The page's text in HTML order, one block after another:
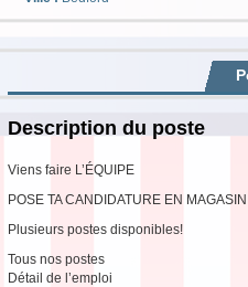
Description du poste
Viens faire L’ÉQUIPE
POSE TA CANDIDATURE EN
Plusieurs postes disponibles!
Tous nos postes
Détail de l’emploi